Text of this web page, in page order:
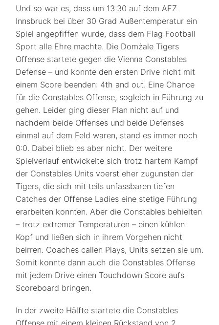
Und so war es, dass um 13:30 auf dem AFZ
Innsbruck bei über 30 Grad Außentemperatur ein
Spiel angepfiffen wurde, dass dem Flag Football
Sport alle Ehre machte. Die Domżale Tigers
Offense startete gegen die Vienna Constables
Defense – und konnte den ersten Drive nicht mit
einem Score beenden: 4th and out. Eine Chance
für die Constables Offense, sogleich in Führung zu
gehen. Leider ging dieser Plan nicht auf und
nachdem beide Offenses und beide Defenses
einmal auf dem Feld waren, stand es immer noch
0:0. Dabei blieb es aber nicht. Der weitere
Spielverlauf entwickelte sich trotz hartem Kampf
der Constables Units voerst eher zugunsten der
Tigers, die sich mit teils unfassbaren tiefen
Catches der Offense Ladies eine stetige Führung
erarbeiten konnten. Aber die Constables behielten
– trotz extremer Temperaturen – einen kühlen
Kopf und ließen sich in ihrem Vorgehen nicht
beirren. Coaches callen Plays, Units setzen sie um.
Somit konnte dann auch die Constables Offense
mit jedem Drive einen Touchdown Score aufs
Scoreboard bringen.
In der zweite Hälfte startete die Constables